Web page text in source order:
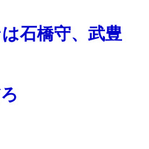
石橋守、武豊